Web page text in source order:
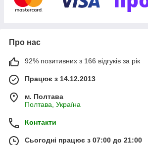
Про нас
92% позитивних з 166 відгуків за рік
Працює з 14.12.2013
м. Полтава
Полтава, Україна
Контакти
Сьогодні працює з 07:00 до 21:00